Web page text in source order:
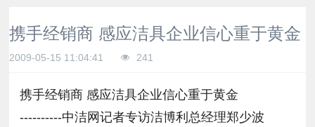
携手经销商 感应洁具企业信心重于黄金
2009-05-15 11:04:41 241
携手经销商 感应洁具企业信心重于黄金
----------中洁网记者专访洁博利总经理郑少波